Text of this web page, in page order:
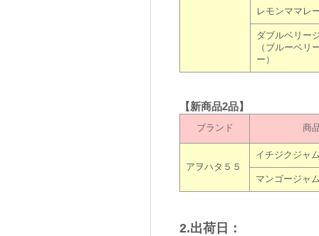
レモンママレ
ダブルベリー
（ブルーベリ
ー）
【新商品2品】
ブランド 商
アヲハタ５５
イチジクジャ
マンゴージャ
2.出荷日：